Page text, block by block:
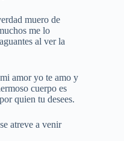
muero de
me lo
al ver la
amor yo te amo y
cuerpo es
quien tu desees.
atreve a venir